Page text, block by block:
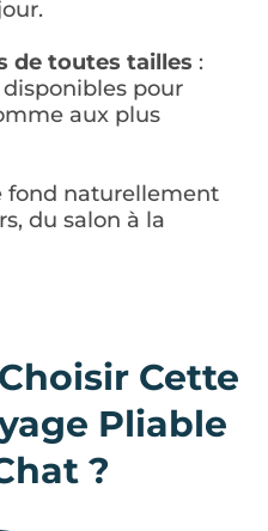
de toutes tailles :
pour
aux plus
fond naturellement
du salon à la
Cette
Pliable
?